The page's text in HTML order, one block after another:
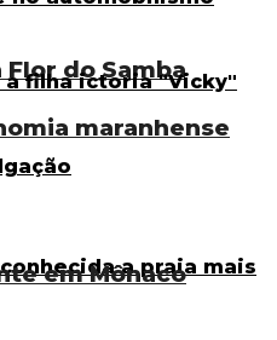
Flor do Samba
maranhense
em Mônaco